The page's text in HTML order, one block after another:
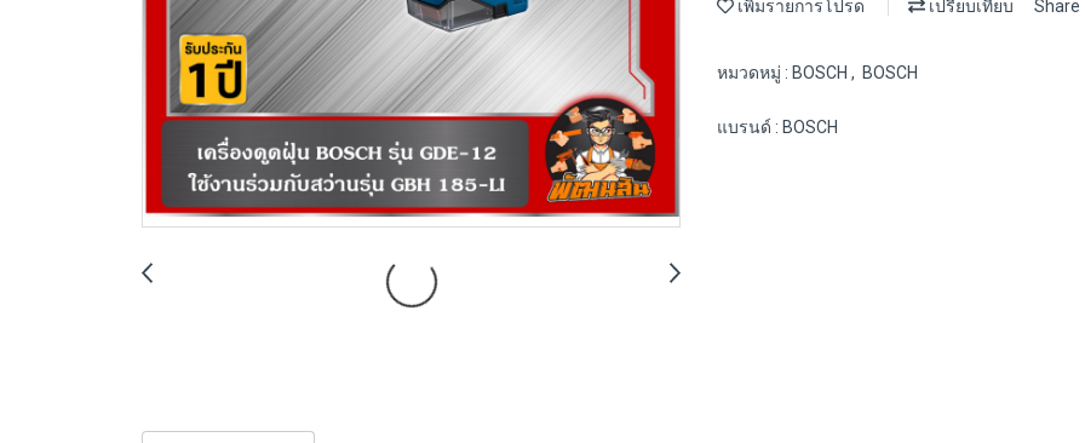
เพิ่มรายการโปรด เปรียบเทียบ Share
หมวดหมู่ : BOSCH , BOSCH
แบรนด์ : BOSCH